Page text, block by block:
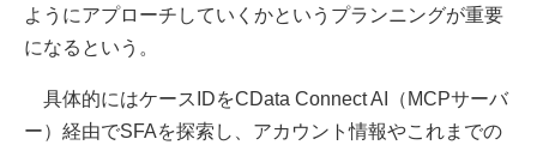
ようにアプローチしていくかというプランニングが重要
になるという。
具体的にはケースIDをCData Connect AI（MCPサーバ
ー）経由でSFAを探索し、アカウント情報やこれまでの